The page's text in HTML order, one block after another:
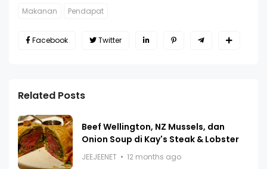
Makanan Pendapat
Facebook Twitter
Related Posts
Beef Wellington, NZ Mussels, dan
Onion Soup di Kay's Steak & Lobster
JEEJEENET 12 months ago